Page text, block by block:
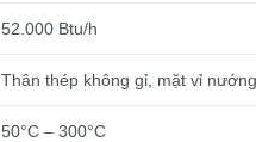
52.000 Btu/h
Thân thép không gỉ, mặt vỉ
50°C – 300°C